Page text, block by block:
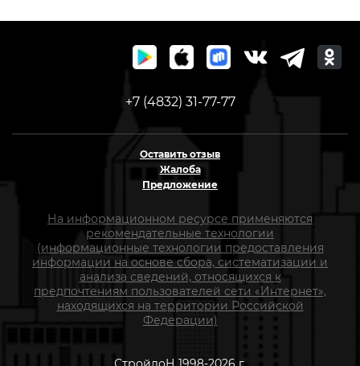
+7 (4832) 31-77-77
Оставить отзыв
Жалоба
Предложение
На информационном ресурсе применяются
рекомендательные технологии
(информационные технологии предоставления
информации на основе сбора, систематизации и
анализа сведений, относящихся к
предпочтениям пользователей сети «Интернет»,
находящихся на территории Российской
Федерации)